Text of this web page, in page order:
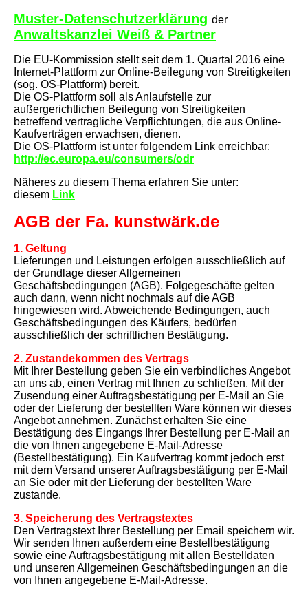
Muster-Datenschutzerklärung der
Anwaltskanzlei Weiß & Partner
Die EU-Kommission stellt seit dem 1. Quartal 2016 eine
Internet-Plattform zur Online-Beilegung von Streitigkeiten
(sog. OS-Plattform) bereit.
Die OS-Plattform soll als Anlaufstelle zur
außergerichtlichen Beilegung von Streitigkeiten
betreffend vertragliche Verpflichtungen, die aus Online-
Kaufverträgen erwachsen, dienen.
Die OS-Plattform ist unter folgendem Link erreichbar:
http://ec.europa.eu/consumers/odr
Näheres zu diesem Thema erfahren Sie unter:
diesem Link
AGB der Fa. kunstwärk.de
1. Geltung
Lieferungen und Leistungen erfolgen ausschließlich auf
der Grundlage dieser Allgemeinen
Geschäftsbedingungen (AGB). Folgegeschäfte gelten
auch dann, wenn nicht nochmals auf die AGB
hingewiesen wird. Abweichende Bedingungen, auch
Geschäftsbedingungen des Käufers, bedürfen
ausschließlich der schriftlichen Bestätigung.
2. Zustandekommen des Vertrags
Mit Ihrer Bestellung geben Sie ein verbindliches Angebot
an uns ab, einen Vertrag mit Ihnen zu schließen. Mit der
Zusendung einer Auftragsbestätigung per E-Mail an Sie
oder der Lieferung der bestellten Ware können wir dieses
Angebot annehmen. Zunächst erhalten Sie eine
Bestätigung des Eingangs Ihrer Bestellung per E-Mail an
die von Ihnen angegebene E-Mail-Adresse
(Bestellbestätigung). Ein Kaufvertrag kommt jedoch erst
mit dem Versand unserer Auftragsbestätigung per E-Mail
an Sie oder mit der Lieferung der bestellten Ware
zustande.
3. Speicherung des Vertragstextes
Den Vertragstext Ihrer Bestellung per Email speichern wir.
Wir senden Ihnen außerdem eine Bestellbestätigung
sowie eine Auftragsbestätigung mit allen Bestelldaten
und unseren Allgemeinen Geschäftsbedingungen an die
von Ihnen angegebene E-Mail-Adresse.